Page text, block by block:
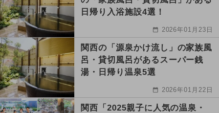
日帰り入浴施設4選！
2026年01月23日
関西の「源泉かけ流し」の家族風
呂・貸切風呂があるスーパー銭
湯・日帰り温泉5選
2026年01月22日
関西「2025親子に人気の温泉・